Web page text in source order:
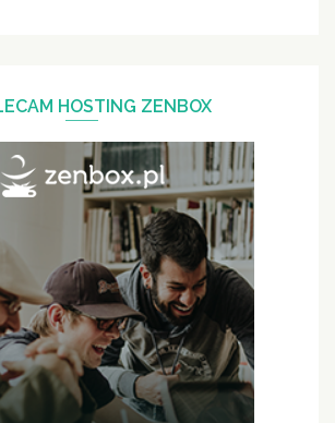
HOSTING ZENBOX